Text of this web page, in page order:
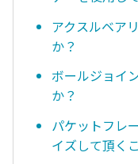
アクスルベア
か？
ボールジョイ
か？
パケットフレ
イズして頂く